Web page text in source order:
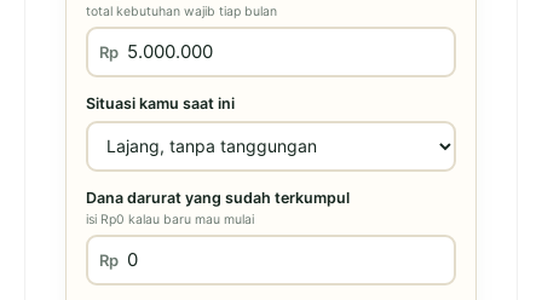
total kebutuhan wajib tiap bulan
Rp
Situasi kamu saat ini
Dana darurat yang sudah terkumpul
isi Rp0 kalau baru mau mulai
Rp